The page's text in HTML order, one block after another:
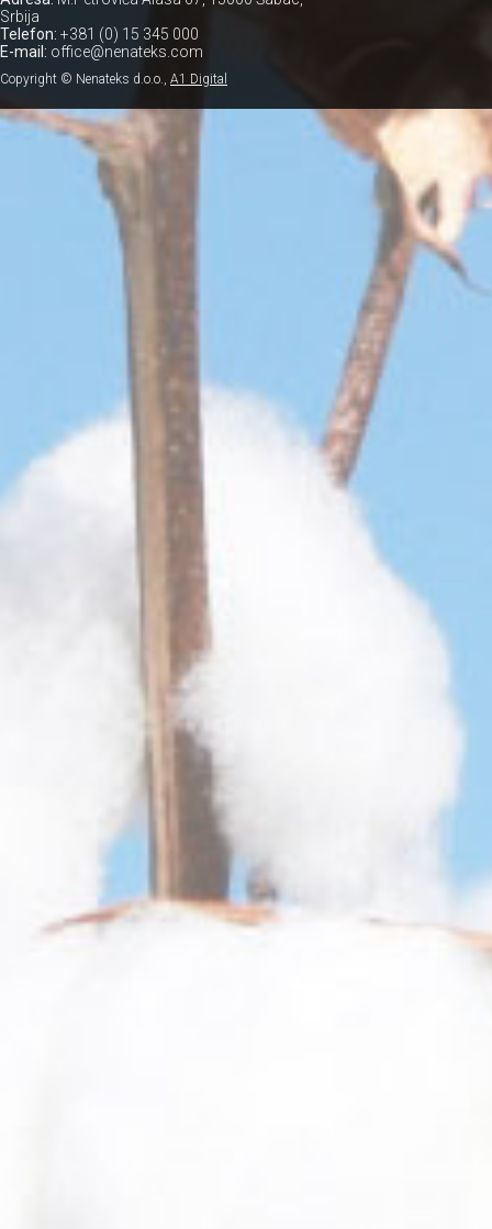
Srbija
Telefon: +381 (0) 15 345 000
E-mail: office@nenateks.com
Copyright © Nenateks d.o.o., A1 Digital